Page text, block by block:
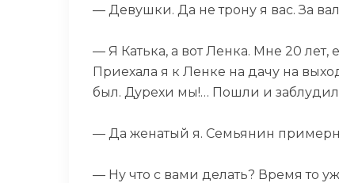
— Девушки. Да не трону я вас. За
— Я Катька, а вот Ленка. Мне 20 лет,
Приехала я к Ленке на дачу на
был. Дурехи мы!… Пошли и
— Да женатый я. Семьянин
— Ну что с вами делать? Время то